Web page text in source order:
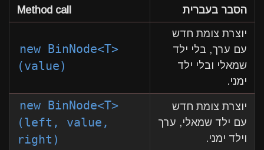
הסבר בעברית
Method call
יוצרת צומת חדש
עם ערך, בלי ילד
שמאלי ובלי ילד
ימני.
new BinNode<T>
(value)
יוצרת צומת חדש
עם ילד שמאלי, ערך
וילד ימני.
new BinNode<T>
(left, value,
right)